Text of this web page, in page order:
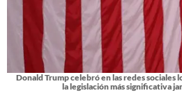
Donald Trump celebró en las redes
la legislación más significativa